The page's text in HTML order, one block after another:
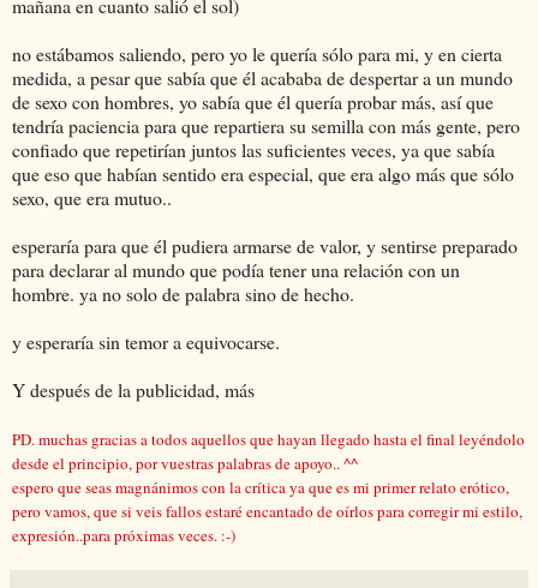
mañana en cuanto salió el sol)
no estábamos saliendo, pero yo le quería sólo para mi, y en cierta
medida, a pesar que sabía que él acababa de despertar a un mundo
de sexo con hombres, yo sabía que él quería probar más, así que
tendría paciencia para que repartiera su semilla con más gente, pero
confiado que repetirían juntos las suficientes veces, ya que sabía
que eso que habían sentido era especial, que era algo más que sólo
sexo, que era mutuo..
esperaría para que él pudiera armarse de valor, y sentirse preparado
para declarar al mundo que podía tener una relación con un
hombre. ya no solo de palabra sino de hecho.
y esperaría sin temor a equivocarse.
Y después de la publicidad, más
PD. muchas gracias a todos aquellos que hayan llegado hasta el final leyéndolo
desde el principio, por vuestras palabras de apoyo.. ^^
espero que seas magnánimos con la crítica ya que es mi primer relato erótico,
pero vamos, que si veis fallos estaré encantado de oírlos para corregir mi estilo,
expresión..para próximas veces. :-)